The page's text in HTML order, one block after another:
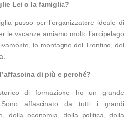
Lei o la famiglia?
passo per l’organizzatore ideale di
le vacanze amiamo molto l’arcipelago
le montagne del Trentino, del
di più e perché?
di formazione ho un grande
Sono affascinato da tutti i grandi
della economia, della politica, della